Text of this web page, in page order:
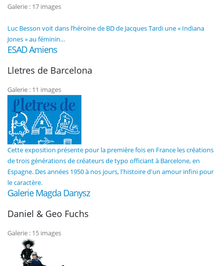
Galerie : 17 images
Luc Besson voit dans l’héroïne de BD de Jacques Tardi une « Indiana
Jones » au féminin…
ESAD Amiens
Lletres de Barcelona
Galerie : 11 images
Cette exposition présente pour la première fois en France les créations
de trois générations de créateurs de typo officiant à Barcelone, en
Espagne. Des années 1950 à nos jours, l'histoire d'un amour infini pour
le caractère.
Galerie Magda Danysz
Daniel & Geo Fuchs
Galerie : 15 images